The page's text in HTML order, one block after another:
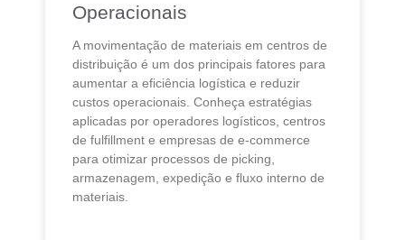
Operacionais
A movimentação de materiais em centros de
distribuição é um dos principais fatores para
aumentar a eficiência logística e reduzir
custos operacionais. Conheça estratégias
aplicadas por operadores logísticos, centros
de fulfillment e empresas de e-commerce
para otimizar processos de picking,
armazenagem, expedição e fluxo interno de
materiais.